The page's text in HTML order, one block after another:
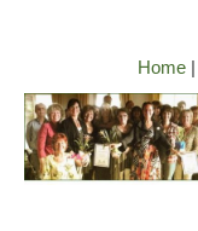
Home|